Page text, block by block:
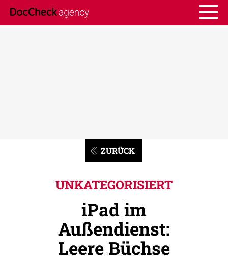
ZURÜCK
UNKATEGORISIERT
iPad im
Außendienst:
Leere Büchse